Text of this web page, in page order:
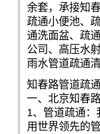
余套，承接知
疏通小便池、
通洗面盆、疏
公司、高压水
雨水管道疏通
知春路管道疏
一、北京知春
1、管道疏通
用世界领先的